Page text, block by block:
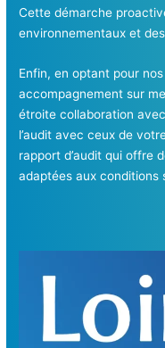
Cette démarche
environnementaux et
Enfin, en optant pour
accompagnement sur
étroite collaboration
l’audit avec ceux de
rapport d’audit qui offre
adaptées aux